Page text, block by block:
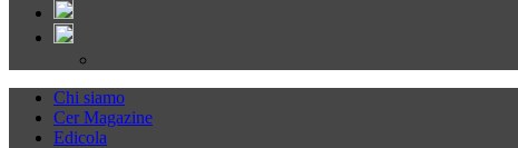
Chi siamo
Cer Magazine
Edicola